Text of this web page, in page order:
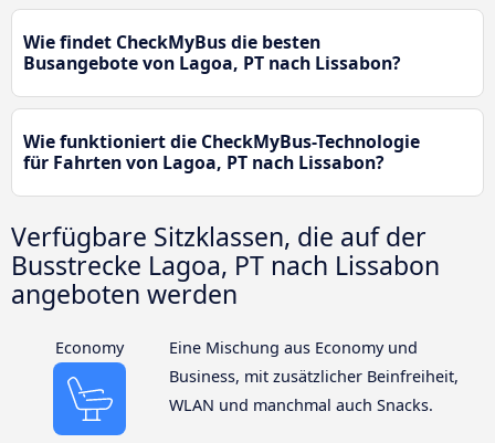
Wie findet CheckMyBus die besten
Busangebote von Lagoa, PT nach Lissabon?
Wie funktioniert die CheckMyBus-Technologie
für Fahrten von Lagoa, PT nach Lissabon?
Verfügbare Sitzklassen, die auf der
Busstrecke Lagoa, PT nach Lissabon
angeboten werden
Economy
Eine Mischung aus Economy und
Business, mit zusätzlicher Beinfreiheit,
WLAN und manchmal auch Snacks.